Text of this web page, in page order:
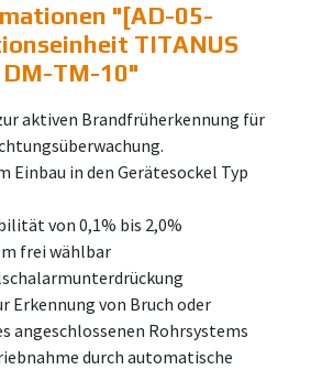
"[AD-05-
TITANUS
DM-TM-10"
aktiven Brandfrüherkennung für
Einbau in den Gerätesockel Typ
von 0,1% bis 2,0%
frei wählbar
Erkennung von Bruch oder
angeschlossenen Rohrsystems
durch automatische